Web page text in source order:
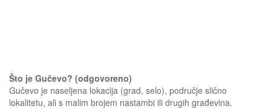
Što je Gučevo? (odgovoreno)
Gučevo je naseljena lokacija (grad, selo), područje slično
lokalitetu, ali s malim brojem nastambi ili drugih građevina.